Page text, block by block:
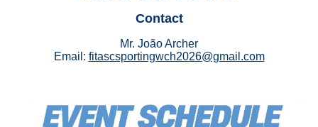
Contact
Mr. João Archer
Email: fitascsportingwch2026@gmail.com